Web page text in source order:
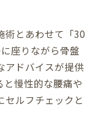
術とあわせて「30
座りながら骨盤
アドバイスが提供
と慢性的な腰痛や
セルフチェックと